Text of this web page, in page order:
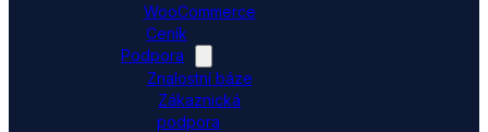
WooCommerce
Ceník
Podpora
Znalostní báze
Zákaznická
podpora